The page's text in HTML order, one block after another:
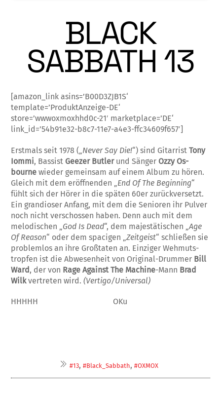
BLACK
SABBATH 13
[amazon_link asins=’B00D3ZJB1S‘
template=’ProduktAnzeige-DE‘
store=’wwwoxmoxhhd0c-21′ marketplace=’DE‘
link_id=’54b91e32-b8c7-11e7-a4e3-ffc34609f657′]
Erstmals seit 1978 („ Never Say Die!“) sind GitarristTony
Iommi, Bassist Gee­­zer Butlerund Sänger Ozzy Os­
bourne wieder gemeinsam auf einem Album zu hören.
Gleich mit dem er­öffnenden „ End Of The Beginning“
fühlt sich der Hörer in die späten 60er zurück­ver­setzt.
Ein grandioser Anfang, mit dem die Senioren ihr Pulver
noch nicht verschossen haben. Denn auch mit dem
melodischen „ God Is Dead“, dem majestätischen „Age
Of Reason“ oder dem spacigen „Zeitgeist“ schließ­en sie
pro­blemlos an ihre Großtaten an. Ein­ziger Weh­muts­
tropfen ist die Ab­we­­sen­heit von Original-Drummer Bill
Ward , der von Rage Against The Ma­chine-Mann Brad
Wilkver­treten wird.(Vertigo/Universal)
HHHHH OKu
#13, #Black_Sabbath, #OXMOX